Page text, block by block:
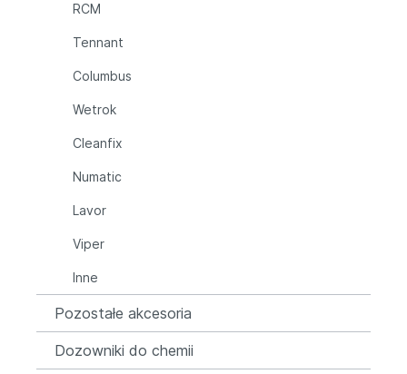
RCM
Tennant
Columbus
Wetrok
Cleanfix
Numatic
Lavor
Viper
Inne
Pozostałe akcesoria
Dozowniki do chemii